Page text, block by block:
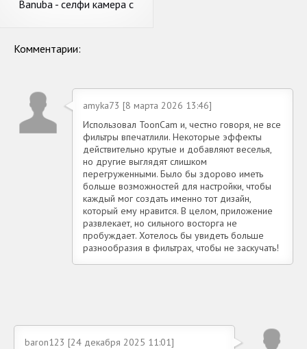
Banuba - селфи камера с
Комментарии:
amyka73 [8 марта 2026 13:46]
Использовал ToonCam и, честно говоря, не все
фильтры впечатлили. Некоторые эффекты
действительно крутые и добавляют веселья,
но другие выглядят слишком
перегруженными. Было бы здорово иметь
больше возможностей для настройки, чтобы
каждый мог создать именно тот дизайн,
который ему нравится. В целом, приложение
развлекает, но сильного восторга не
пробуждает. Хотелось бы увидеть больше
разнообразия в фильтрах, чтобы не заскучать!
baron123 [24 декабря 2025 11:01]